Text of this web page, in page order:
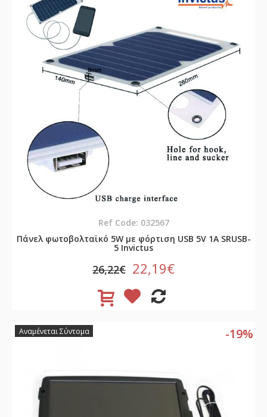
Ref Code: 032567
Πάνελ φωτοβολταϊκό 5W με φόρτιση USB 5V 1A SRUSB-
5 Invictus
26,22€ 22,19€
-19%
Αναμένεται Σύντομα